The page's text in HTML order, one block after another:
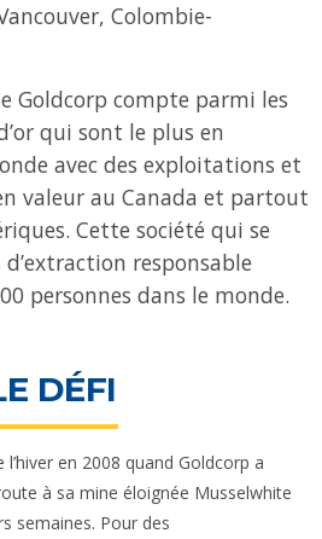
Colombie-
Goldcorp compte parmi les
qui sont le plus en
avec des exploitations et
valeur au Canada et partout
Cette société qui se
responsable
personnes dans le monde.
DÉFI
en 2008 quand Goldcorp a
à sa mine éloignée Musselwhite
semaines. Pour des